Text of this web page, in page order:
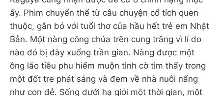
ấy. Phim chuyển thể từ câu chuyện cổ tích quen
thuộc, gắn bó với tuổi thơ của hầu hết trẻ em Nhật
Bản. Một nàng công chúa trên cung trăng vì lí do
nào đó bị đày xuống trần gian. Nàng được một
ông lão tiều phu hiếm muộn tình cờ tìm thấy trong
một đốt tre phát sáng và đem về nhà nuôi nấng
như con đẻ. Sống dưới hạ giới một thời gian, một